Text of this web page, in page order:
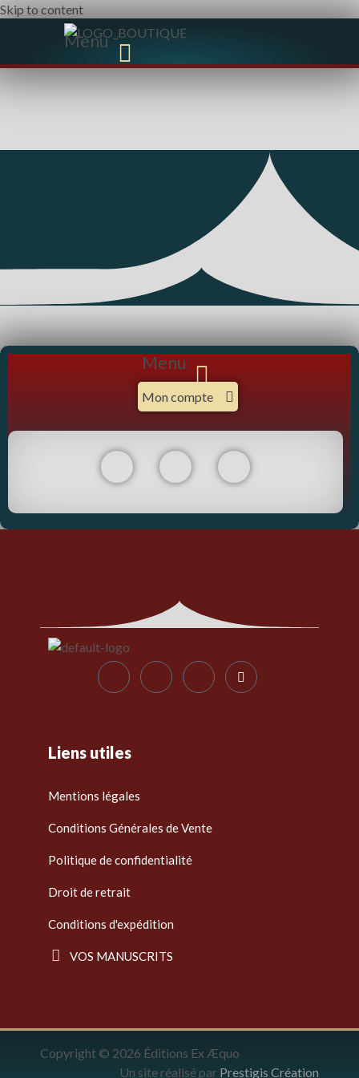
Skip to content
Menu
Menu
Mon compte
Liens utiles
Mentions légales
Conditions Générales de Vente
Politique de confidentialité
Droit de retrait
Conditions d'expédition
VOS MANUSCRITS
Copyright © 2026 Éditions Ex Æquo
Un site réalisé par Prestigis Création